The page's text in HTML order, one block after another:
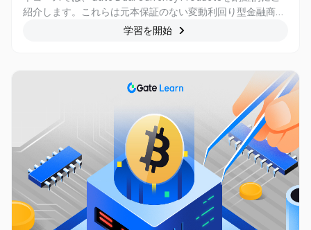
紹介します。これらは元本保証のない変動利回り型金融商品
であり、オプションを活用したストラクチャード金融商品で
す。本商品を適切に活用することで、投資家は価格の動向に
左右されずに利益を得ることができます。
学習を開始